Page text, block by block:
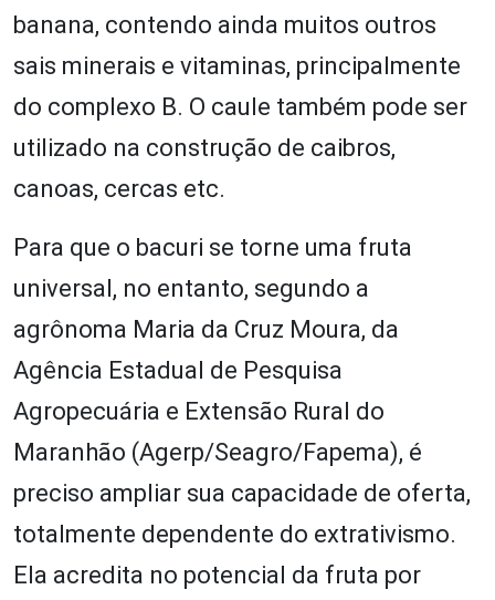
banana, contendo ainda muitos outros
sais minerais e vitaminas, principalmente
do complexo B. O caule também pode ser
utilizado na construção de caibros,
canoas, cercas etc.
Para que o bacuri se torne uma fruta
universal, no entanto, segundo a
agrônoma Maria da Cruz Moura, da
Agência Estadual de Pesquisa
Agropecuária e Extensão Rural do
Maranhão (Agerp/Seagro/Fapema), é
preciso ampliar sua capacidade de oferta,
totalmente dependente do extrativismo.
Ela acredita no potencial da fruta por